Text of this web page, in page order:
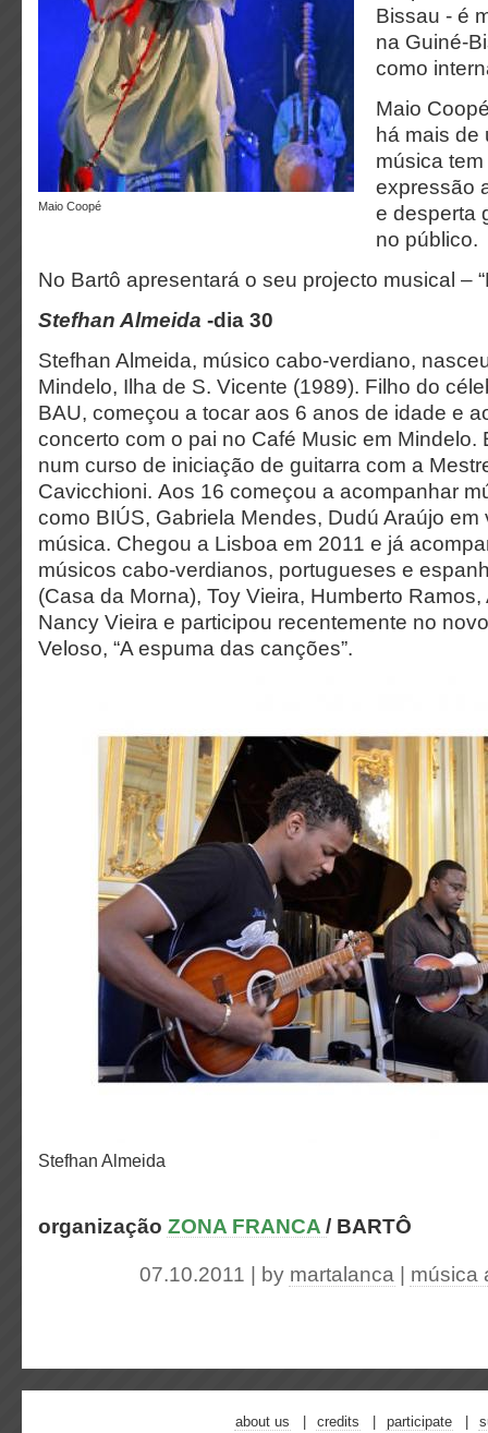
Maio Coopé
Bissau - é
na Guiné-
como
Maio
há mais de
música
expressão
e desperta
no público.
No Bartô apresentará o seu projecto musical –
Stefhan Almeida -dia 30
Stefhan Almeida, músico cabo-verdiano,
Mindelo, Ilha de S. Vicente (1989). Filho do
BAU, começou a tocar aos 6 anos de idade e
concerto com o pai no Café Music em Mindelo.
num curso de iniciação de guitarra com a
Cavicchioni. Aos 16 começou a acompanhar
como BIÚS, Gabriela Mendes, Dudú Araújo em
música. Chegou a Lisboa em 2011 e já
músicos cabo-verdianos, portugueses e
(Casa da Morna), Toy Vieira, Humberto Ramos,
Nancy Vieira e participou recentemente no
Veloso, “A espuma das canções”.
Stefhan Almeida
organização ZONA FRANCA / BARTÔ
07.10.2011 | by martalanca música
about us credits participate